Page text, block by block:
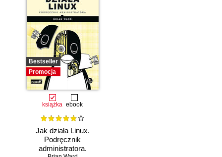
Bestseller
Promocja
książka ebook
Jak działa Linux.
Podręcznik
administratora.